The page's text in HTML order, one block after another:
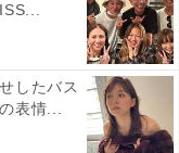
したバス
表情...